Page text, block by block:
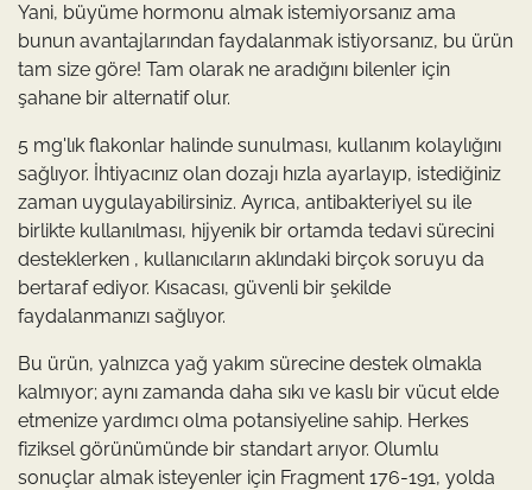
Yani, büyüme hormonu almak istemiyorsanız ama
bunun avantajlarından faydalanmak istiyorsanız, bu ürün
tam size göre! Tam olarak ne aradığını bilenler için
şahane bir alternatif olur.
5 mg'lık flakonlar halinde sunulması, kullanım kolaylığını
sağlıyor. İhtiyacınız olan dozajı hızla ayarlayıp, istediğiniz
zaman uygulayabilirsiniz. Ayrıca, antibakteriyel su ile
birlikte kullanılması, hijyenik bir ortamda tedavi sürecini
desteklerken , kullanıcıların aklındaki birçok soruyu da
bertaraf ediyor. Kısacası, güvenli bir şekilde
faydalanmanızı sağlıyor.
Bu ürün, yalnızca yağ yakım sürecine destek olmakla
kalmıyor; aynı zamanda daha sıkı ve kaslı bir vücut elde
etmenize yardımcı olma potansiyeline sahip. Herkes
fiziksel görünümünde bir standart arıyor. Olumlu
sonuçlar almak isteyenler için Fragment 176-191, yolda